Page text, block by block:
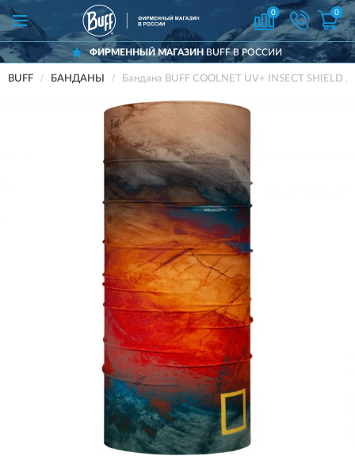
0 0
ФИРМЕННЫЙ МАГАЗИН BUFF В РОССИИ
BUFF БАНДАНЫ Бандана BUFF COOLNET UV+ INSECT SHIELD